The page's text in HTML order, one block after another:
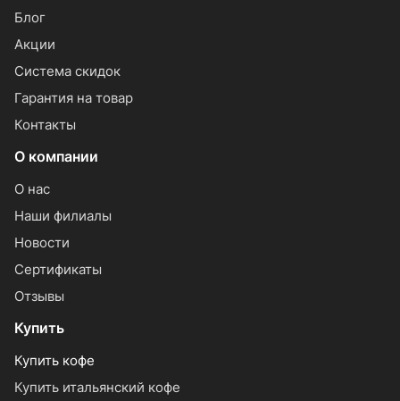
Блог
Акции
Система скидок
Гарантия на товар
Контакты
О компании
О нас
Наши филиалы
Новости
Сертификаты
Отзывы
Купить
Купить кофе
Купить итальянский кофе